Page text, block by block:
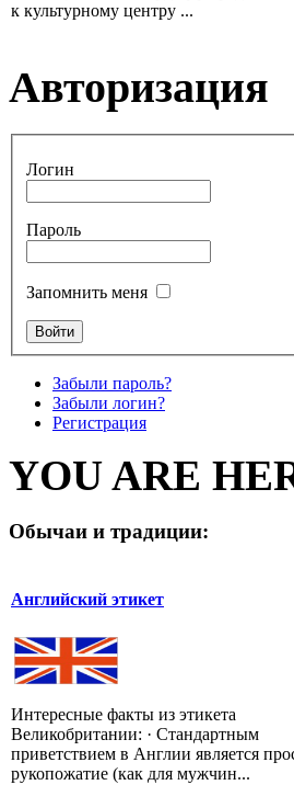
к культурному центру ...
Авторизация
Логин
Пароль
Запомнить меня
Забыли пароль?
Забыли логин?
Регистрация
YOU ARE
Обычаи и традиции:
Английский этикет
Интересные факты из этикета
Великобритании: · Стандартным
приветствием в Англии является
рукопожатие (как для мужчин...